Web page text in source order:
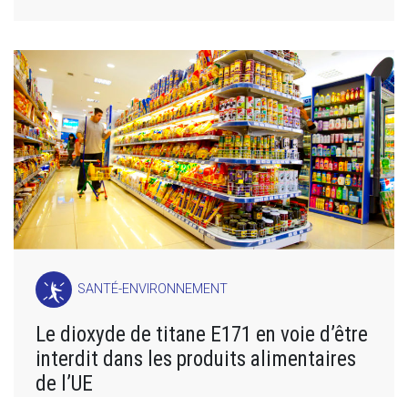
SANTÉ-ENVIRONNEMENT
Le dioxyde de titane E171 en voie d’être
interdit dans les produits alimentaires
de l’UE